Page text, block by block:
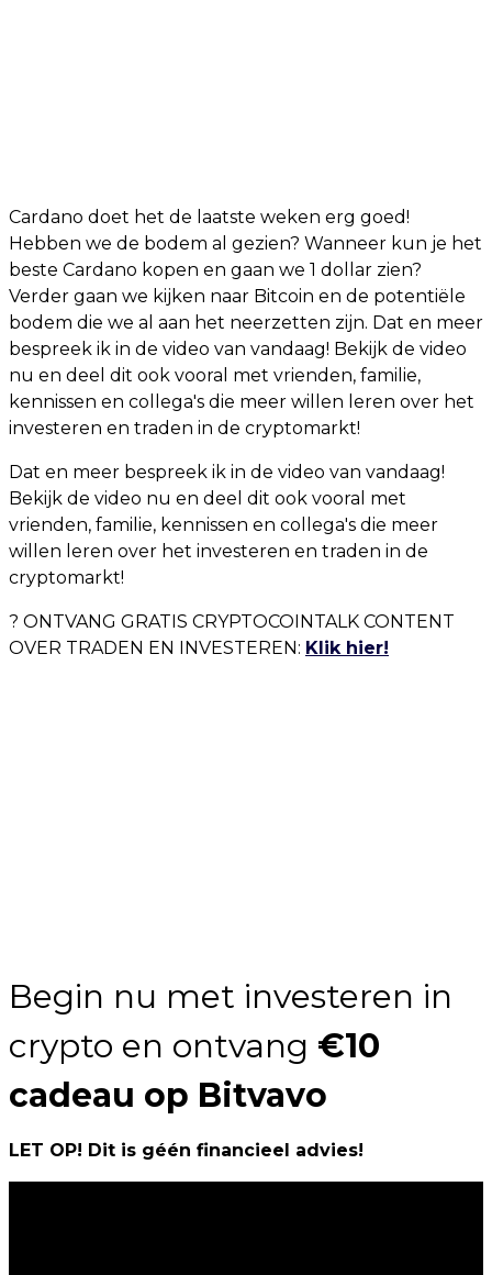
Cardano doet het de laatste weken erg goed!
Hebben we de bodem al gezien? Wanneer kun je het
beste Cardano kopen en gaan we 1 dollar zien?
Verder gaan we kijken naar Bitcoin en de potentiële
bodem die we al aan het neerzetten zijn. Dat en meer
bespreek ik in de video van vandaag! Bekijk de video
nu en deel dit ook vooral met vrienden, familie,
kennissen en collega's die meer willen leren over het
investeren en traden in de cryptomarkt!
Dat en meer bespreek ik in de video van vandaag!
Bekijk de video nu en deel dit ook vooral met
vrienden, familie, kennissen en collega's die meer
willen leren over het investeren en traden in de
cryptomarkt!
? ONTVANG GRATIS CRYPTOCOINTALK CONTENT
OVER TRADEN EN INVESTEREN: Klik hier!
Begin nu met investeren in
crypto en ontvang €10
cadeau op Bitvavo
LET OP! Dit is géén financieel advies!